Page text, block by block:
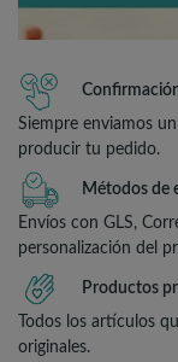
Siempre enviamos
producir tu pedido.
Métodos de
Envíos con GLS,
personalización del
Productos
Todos los artículos
originales.